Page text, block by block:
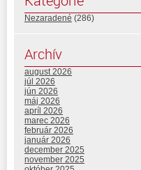
Nezaradené (286)
Archív
august 2026
júl 2026
jún 2026
máj 2026
apríl 2026
marec 2026
február 2026
január 2026
december 2025
november 2025